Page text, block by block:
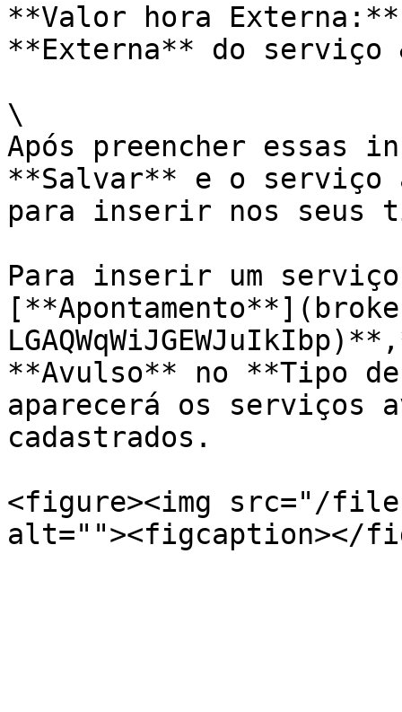
**Valor hora
**Externa** do serviço
\
Após preencher essas
**Salvar** e o serviço
para inserir nos seus
Para inserir um serviço
**Avulso** no **Tipo
aparecerá os serviços
cadastrados.
<figure><img src="/